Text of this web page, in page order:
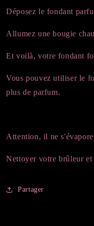
Déposez le fondant
Allumez une bougie
Et voilà, votre fondant
Vous pouvez utiliser le
plus de parfum.
Attention, il ne
Nettoyer votre brûleur
Partager